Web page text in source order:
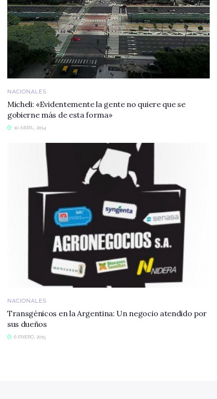
NACIONALES
Micheli: «Evidentemente la gente no quiere que se
gobierne más de esta forma»
10 ABRIL, 2014
NACIONALES
Transgénicos en la Argentina: Un negocio atendido por
sus dueños
6 ENERO, 2015